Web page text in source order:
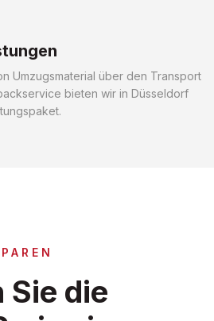
Umzugsmaterial über den Transport
bieten wir in Düsseldorf
Sie die